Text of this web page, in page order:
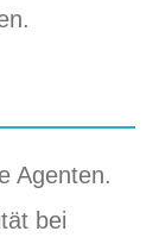
Agenten.
bei